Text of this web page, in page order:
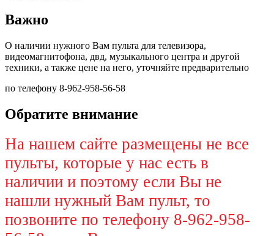
Важно
О наличии нужного Вам пульта для телевизора,
видеомагнитофона, двд, музыкального центра и другой
техники, а также цене на него, уточняйте предварительно
по телефону 8-962-958-56-58
Обратите внимание
На нашем сайте размещены не все
пульты, которые у нас есть в
наличии и поэтому если Вы не
нашли нужный Вам пульт, то
позвоните по телефону 8-962-958-